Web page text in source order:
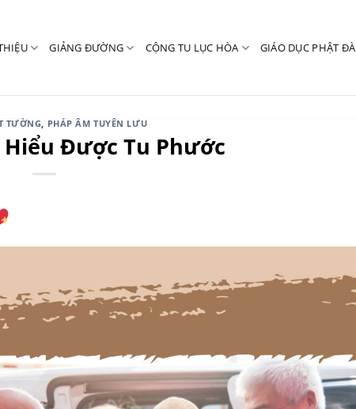
GIẢNG ĐƯỜNG CỘNG TU LỤC HÒA GIÁO DỤC PHẬT ĐÀ
TƯỜNG, PHÁP ÂM TUYÊN LƯU
Hiểu Được Tu Phước